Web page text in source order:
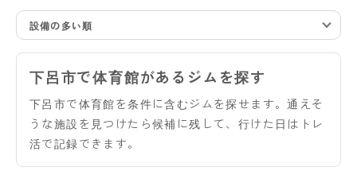
設備の多い順
下呂市で体育館があるジムを探す
下呂市で体育館を条件に含むジムを探せます。通えそ
うな施設を見つけたら候補に残して、行けた日はトレ
活で記録できます。